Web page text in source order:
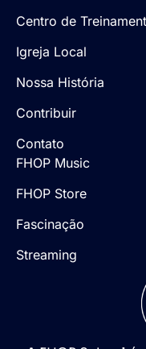
Centro de
Igreja Local
Nossa História
Contribuir
Contato
FHOP Music
FHOP Store
Fascinação
Streaming